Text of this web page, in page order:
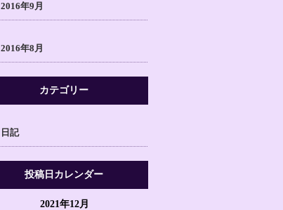
2016年9月
2016年8月
カテゴリー
日記
投稿日カレンダー
2021年12月